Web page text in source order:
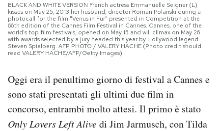
I MIEI PREFERITI
CALENDARIO
AREA PERSONALE
BLACK AND WHITE VERSION French actress Emmanuelle Seigner (L)
kisses on May 25, 2013 her husband, director Roman Polanski during a
photocall for the film "Venus in Fur" presented in Competition at the
66th edition of the Cannes Film Festival in Cannes. Cannes, one of the
world's top film festivals, opened on May 15 and will climax on May 26
with awards selected by a jury headed this year by Hollywood legend
Steven Spielberg. AFP PHOTO / VALERY HACHE (Photo credit should
read VALERY HACHE/AFP/Getty Images)
Oggi era il penultimo giorno di festival a Cannes e
sono stati presentati gli ultimi due film in
concorso, entrambi molto attesi. Il primo è stato
Only Lovers Left Alivedi Jim Jarmusch, con Tilda